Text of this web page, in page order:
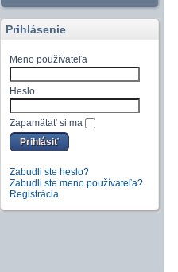
Prihlásenie
Meno používateľa
Heslo
Zapamätať si ma
Zabudli ste heslo?
Zabudli ste meno používateľa?
Registrácia